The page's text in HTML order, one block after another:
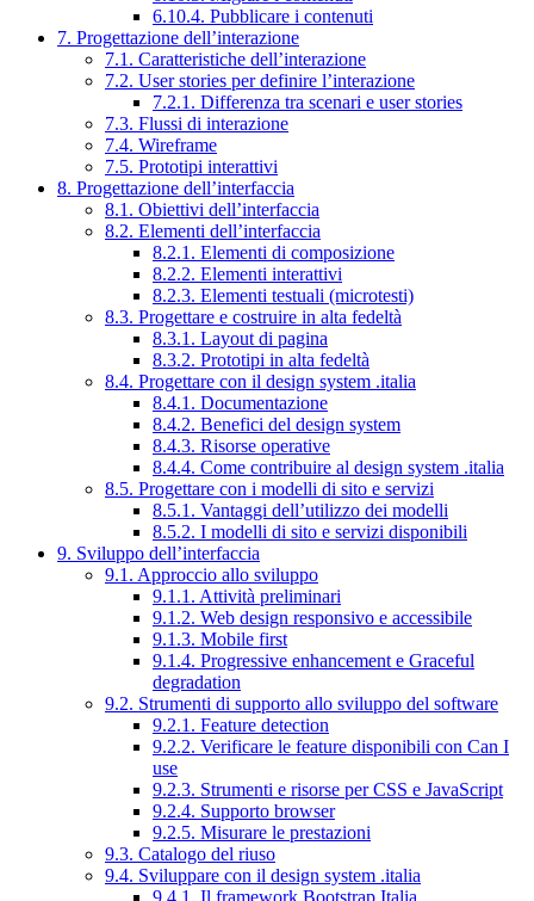
6.10.4. Pubblicare i contenuti
7. Progettazione dell’interazione
7.1. Caratteristiche dell’interazione
7.2. User stories per definire l’interazione
7.2.1. Differenza tra scenari e user stories
7.3. Flussi di interazione
7.4. Wireframe
7.5. Prototipi interattivi
8. Progettazione dell’interfaccia
8.1. Obiettivi dell’interfaccia
8.2. Elementi dell’interfaccia
8.2.1. Elementi di composizione
8.2.2. Elementi interattivi
8.2.3. Elementi testuali (microtesti)
8.3. Progettare e costruire in alta fedeltà
8.3.1. Layout di pagina
8.3.2. Prototipi in alta fedeltà
8.4. Progettare con il design system .italia
8.4.1. Documentazione
8.4.2. Benefici del design system
8.4.3. Risorse operative
8.4.4. Come contribuire al design system .italia
8.5. Progettare con i modelli di sito e servizi
8.5.1. Vantaggi dell’utilizzo dei modelli
8.5.2. I modelli di sito e servizi disponibili
9. Sviluppo dell’interfaccia
9.1. Approccio allo sviluppo
9.1.1. Attività preliminari
9.1.2. Web design responsivo e accessibile
9.1.3. Mobile first
9.1.4. Progressive enhancement e Graceful
degradation
9.2. Strumenti di supporto allo sviluppo del software
9.2.1. Feature detection
9.2.2. Verificare le feature disponibili con Can I
use
9.2.3. Strumenti e risorse per CSS e JavaScript
9.2.4. Supporto browser
9.2.5. Misurare le prestazioni
9.3. Catalogo del riuso
9.4. Sviluppare con il design system .italia
9.4.1. Il framework Bootstrap Italia